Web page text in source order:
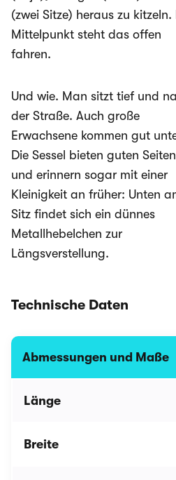
(zwei Sitze) heraus zu kitzeln.
Mittelpunkt steht das offen
fahren.
Und wie. Man sitzt tief und
der Straße. Auch große
Erwachsene kommen gut
Die Sessel bieten guten
und erinnern sogar mit einer
Kleinigkeit an früher: Unten
Sitz findet sich ein dünnes
Metallhebelchen zur
Längsverstellung.
Technische Daten
Abmessungen und Maße
Länge
Breite